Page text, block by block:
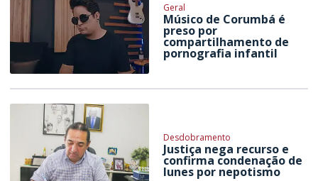
Geral
Músico de Corumbá é
preso por
compartilhamento de
pornografia infantil
Desdobramento
Justiça nega recurso e
confirma condenação de
Iunes por nepotismo